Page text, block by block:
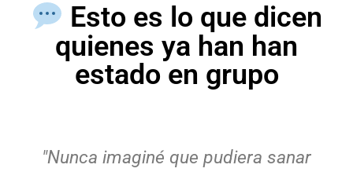
Esto es lo que dicen
quienes ya han han
estado en grupo
"Nunca imaginé que pudiera sanar